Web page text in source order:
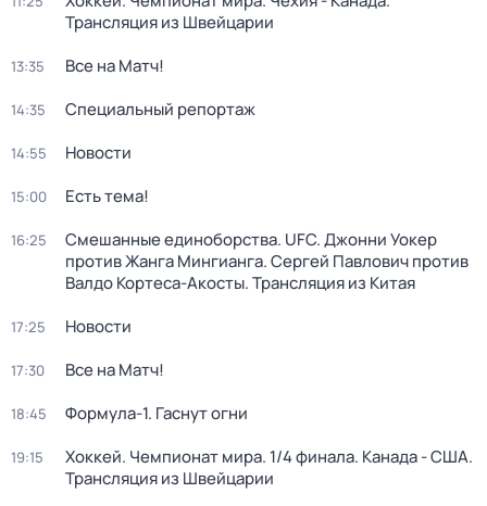
Трансляция из Швейцарии
13:35 Все на Матч!
14:35 Специальный репортаж
14:55 Новости
15:00 Есть тема!
16:25
Смешанные единоборства. UFC. Джонни Уокер
против Жанга Мингианга. Сергей Павлович против
Валдо Кортеса-Акосты. Трансляция из Китая
17:25 Новости
17:30 Все на Матч!
18:45 Формула-1. Гаснут огни
19:15
Хоккей. Чемпионат мира. 1/4 финала. Канада - США.
Трансляция из Швейцарии